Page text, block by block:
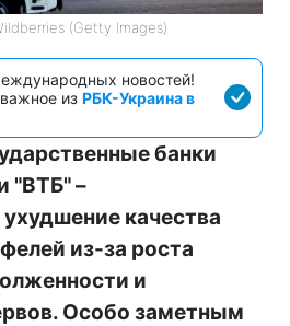
(Getty Images)
новостей!
из РБК-Украина в
банки
"ВТБ" –
качества
из-за роста
и
Особо заметным